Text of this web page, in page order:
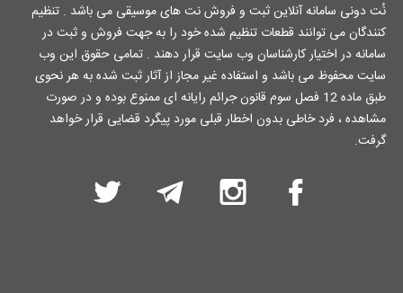
نُت دونی سامانه آنلاین ثبت و فروش نت های موسیقی می باشد . تنظیم
کنندگان می توانند قطعات تنظیم شده خود را به جهت فروش و ثبت در
سامانه در اختیار کارشناسان وب سایت قرار دهند . تمامی حقوق این وب
سایت محفوظ می باشد و استفاده غیر مجاز از آثار ثبت شده به هر نحوی
طبق ماده 12 فصل سوم قانون جرائم رایانه ای ممنوع بوده و در صورت
مشاهده ، فرد خاطی بدون اخطار قبلی مورد پیگرد قضایی قرار خواهد
گرفت.